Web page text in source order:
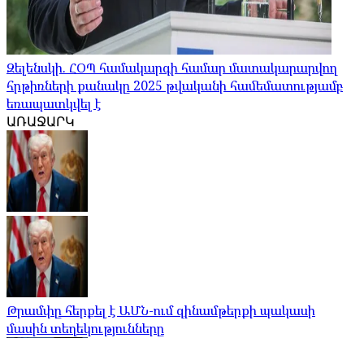
Զելենսկի. ՀՕՊ համակարգի համար մատակարարվող
հրթիռների քանակը 2025 թվականի համեմատությամբ
եռապատկվել է
ԱՌԱՋԱՐԿ
Թրամփը հերքել է ԱՄՆ-ում զինամթերքի պակասի
մասին տեղեկությունները